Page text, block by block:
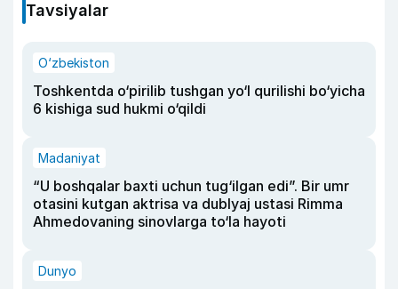
Tavsiyalar
O‘zbekiston
Toshkentda o‘pirilib tushgan yo‘l qurilishi bo‘yicha
6 kishiga sud hukmi o‘qildi
Madaniyat
“U boshqalar baxti uchun tug‘ilgan edi”. Bir umr
otasini kutgan aktrisa va dublyaj ustasi Rimma
Ahmedovaning sinovlarga to‘la hayoti
Dunyo